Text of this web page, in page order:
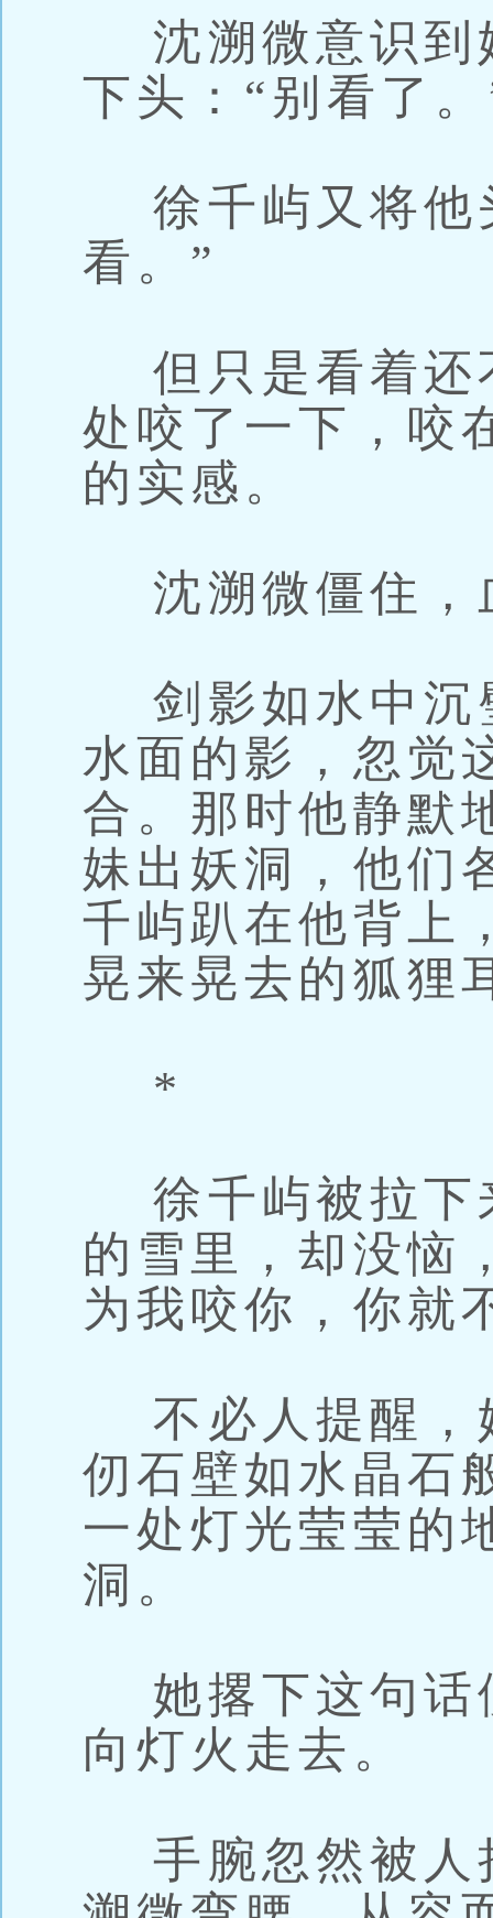
沈溯微意识到
下头：“别看了
徐千屿又将他
看。”
但只是看着还
处咬了一下，咬
的实感。
沈溯微僵住，
剑影如水中沉
水面的影，忽觉
合。那时他静默
妹出妖洞，他们
千屿趴在他背上
晃来晃去的狐狸
*
徐千屿被拉下
的雪里，却没恼
为我咬你，你就
不必人提醒，
仞石壁如水晶石
一处灯光莹莹的
洞。
她撂下这句话
向灯火走去。
手腕忽然被人